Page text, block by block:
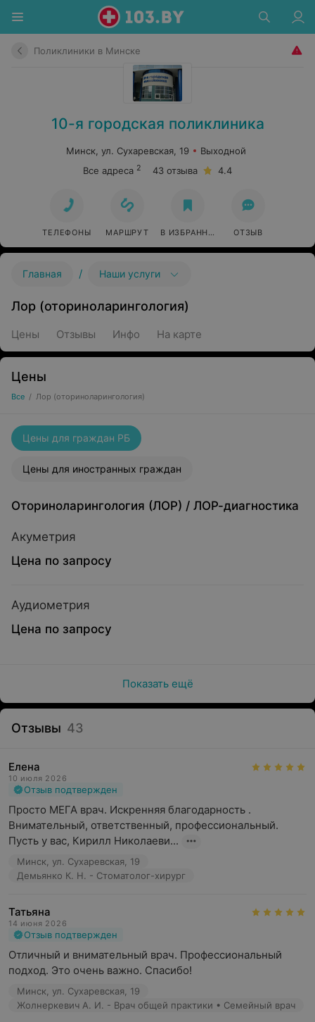
Поликлиники в Минске
10-я городская поликлиника
Минск, ул. Сухаревская, 19
Выходной
Все адреса 2 43 отзыва 4.4
ТЕЛЕФОНЫ МАРШРУТ В ИЗБРАННОЕ ОТЗЫВ
Главная / Наши услуги
Лор (оториноларингология)
Цены Отзывы Инфо На карте
Цены
Все / Лор (оториноларингология)
Цены для граждан РБ
Цены для иностранных граждан
Оториноларингология (ЛОР) / ЛОР-диагностика
Акуметрия
Цена по запросу
Аудиометрия
Цена по запросу
Показать ещё
Отзывы 43
Елена
10 июля 2026
Отзыв подтвержден
Просто МЕГА врач. Искренняя благодарность .
Внимательный, ответственный, профессиональный.
Пусть у вас, Кирилл Николаеви...
Минск, ул. Сухаревская, 19
Демьянко К. Н. - Стоматолог-хирург
Татьяна
14 июня 2026
Отзыв подтвержден
Отличный и внимательный врач. Профессиональный
подход. Это очень важно. Спасибо!
Минск, ул. Сухаревская, 19
Жолнеркевич А. И. - Врач общей практики • Семейный врач